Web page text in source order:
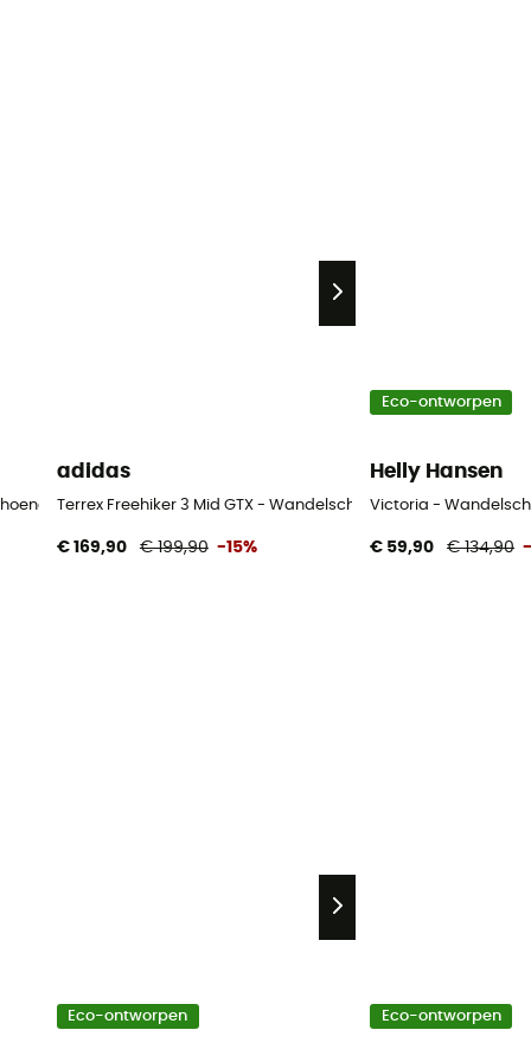
- Dames
adidas
Terrex Freehiker 3 Mid GTX - Wandelschoenen - Dames
€ 169,90 € 199,90 -15%
Eco-ontworpen
Helly Hansen
Victoria -
€ 59,90 € 134,90
Eco-ontworpen Eco-ontworpen